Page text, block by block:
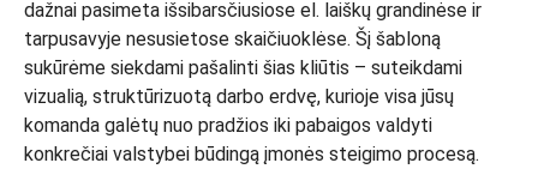
dažnai pasimeta išsibarsčiusiose el. laiškų grandinėse ir
tarpusavyje nesusietose skaičiuoklėse. Šį šabloną
sukūrėme siekdami pašalinti šias kliūtis – suteikdami
vizualią, struktūrizuotą darbo erdvę, kurioje visa jūsų
komanda galėtų nuo pradžios iki pabaigos valdyti
konkrečiai valstybei būdingą įmonės steigimo procesą.